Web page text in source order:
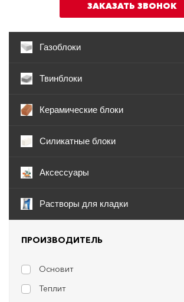
ЗАКАЗАТЬ ЗВОНОК
Газоблоки
Твинблоки
Керамические блоки
Силикатные блоки
Аксессуары
Растворы для кладки
ПРОИЗВОДИТЕЛЬ
Основит
Теплит